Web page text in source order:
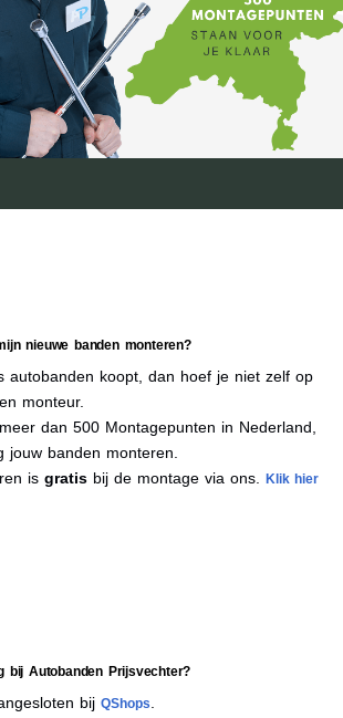
nieuwe banden monteren?
autobanden koopt, dan hoef je niet zelf op
monteur.
dan 500 Montagepunten in Nederland,
jouw banden monteren.
is gratis bij de montage via ons. Klik hier
bij Autobanden Prijsvechter?
bij QShops